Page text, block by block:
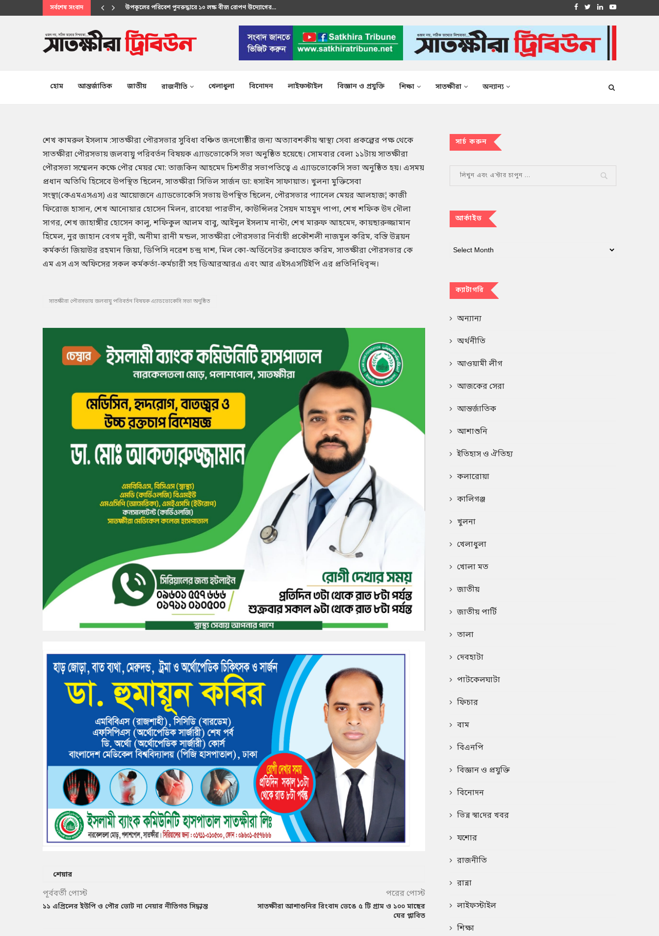
সর্বশেষ সংবাদ মানবিক সেবায় উপকূলবাসীর আস্থার প্রতীক এস এম শাকির...
হোম আন্তর্জাতিক জাতীয় রাজনীতি খেলাধুলা বিনোদন লাইফস্টাইল বিজ্ঞান ও প্রযুক্তি শিক্ষা সাতক্ষীরা অন্যান্য
শেখ কামরুল ইসলাম :সাতক্ষীরা পৌরসভার সুবিধা বঞ্চিত জনগোষ্ঠীর জন্য অত্যাবশকীয় স্বাস্থ্য সেবা প্রকল্পের পক্ষ থেকে
সাতক্ষীরা পৌরসভায় জলবায়ু পরিবর্তন বিষয়ক এ্যাডভোকেসি সভা অনুষ্ঠিত হয়েছে। সোমবার বেলা ১১টায় সাতক্ষীরা
পৌরসভা সম্মেলন কক্ষে পৌর মেয়র মো: তাজকিন আহমেদ চিশতীর সভাপতিত্বে এ এ্যাডভোকেসি সভা অনুষ্ঠিত হয়। এসময়
প্রধান অতিথি হিসেবে উপস্থিত ছিলেন, সাতক্ষীরা সিভিল সার্জন ডা: হুসাইন সাফায়াত। খুলনা মুক্তিসেবা
সংস্থা(কেএমএসএস) এর আয়োজনে এ্যাডভোকেসি সভায় উপস্থিত ছিলেন, পৌরসভার প্যানেল মেয়র আলহাজ¦ কাজী
ফিরোজ হাসান, শেখ আনোয়ার হোসেন মিলন, রাবেয়া পারভীন, কাউন্সিলর সৈয়দ মাহমুদ পাপা, শেখ শফিক উদ দৌলা
সাগর, শেখ জাহাঙ্গীর হোসেন কালু, শফিকুল আলম বাবু, আইনুল ইসলাম নান্টা, শেখ মারুফ আহমেদ, কায়ছারুজ্জামান
হিমেল, নুর জাহান বেগম নূরী, অনীমা রানী মন্ডল, সাতক্ষীরা পৌরসভার নির্বাহী প্রকৌশলী নাজমুল করিম, বস্তি উন্নয়ন
কর্মকর্তা জিয়াউর রহমান জিয়া, ডিপিসি নরেশ চন্দ্র দাশ, মিল কো-অর্ডিনেটর রুবায়েত করিম, সাতক্ষীরা পৌরসভার কে
এম এস এস অফিসের সকল কর্মকর্তা-কর্মচারী সহ ডিআরআরএ এবং আর এইসএসটিইপি এর প্রতিনিধিবৃন্দ।
সাতক্ষীরা পৌরসভায় জলবায়ু পরিবর্তন বিষয়ক এ্যাডভোকেসি সভা অনুষ্ঠিত
শেয়ার
পূর্ববর্তী পোস্ট
১১ এপ্রিলের ইউপি ও পৌর ভোট না নেয়ার নীতিগত সিদ্ধান্ত
পরের পোস্ট
সাতক্ষীরা আশাশুনির রিংবাদ ভেঙে ৫ টি গ্রাম ও ১০০ মাছের
ঘের প্লাবিত
সার্চ করুন
আর্কাইভ
ক্যাটাগরি
অন্যান্য
অর্থনীতি
আওয়ামী লীগ
আজকের সেরা
আন্তর্জাতিক
আশাশুনি
ইতিহাস ও ঐতিহ্য
কলারোয়া
কালিগঞ্জ
খুলনা
খেলাধুলা
খোলা মত
জাতীয়
জাতীয় পার্টি
তালা
দেবহাটা
পাটকেলঘাটা
ফিচার
বাম
বিএনপি
বিজ্ঞান ও প্রযুক্তি
বিনোদন
ভিন্ন স্বা‌দের খবর
যশোর
রাজনীতি
রান্না
লাইফস্টাইল
শিক্ষা